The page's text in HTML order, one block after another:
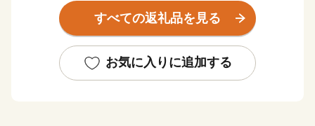
と）に息づく石造りのレガシー～」が日本遺産に認定さ
れています。 八代の発展は干拓事業の歴史でもあり広
ています。 日本一の生産数を誇るこれらの品の中でも
特に畳に使われる国産い草の95％以上が八代産であり、
すべての返礼品を見る
お気に入りに追加する